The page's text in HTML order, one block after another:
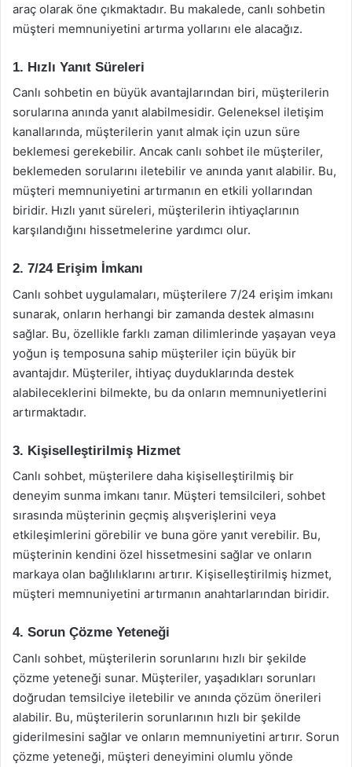
araç olarak öne çıkmaktadır. Bu makalede, canlı sohbetin
müşteri memnuniyetini artırma yollarını ele alacağız.
1. Hızlı Yanıt Süreleri
Canlı sohbetin en büyük avantajlarından biri, müşterilerin
sorularına anında yanıt alabilmesidir. Geleneksel iletişim
kanallarında, müşterilerin yanıt almak için uzun süre
beklemesi gerekebilir. Ancak canlı sohbet ile müşteriler,
beklemeden sorularını iletebilir ve anında yanıt alabilir. Bu,
müşteri memnuniyetini artırmanın en etkili yollarından
biridir. Hızlı yanıt süreleri, müşterilerin ihtiyaçlarının
karşılandığını hissetmelerine yardımcı olur.
2. 7/24 Erişim İmkanı
Canlı sohbet uygulamaları, müşterilere 7/24 erişim imkanı
sunarak, onların herhangi bir zamanda destek almasını
sağlar. Bu, özellikle farklı zaman dilimlerinde yaşayan veya
yoğun iş temposuna sahip müşteriler için büyük bir
avantajdır. Müşteriler, ihtiyaç duyduklarında destek
alabileceklerini bilmekte, bu da onların memnuniyetlerini
artırmaktadır.
3. Kişiselleştirilmiş Hizmet
Canlı sohbet, müşterilere daha kişiselleştirilmiş bir
deneyim sunma imkanı tanır. Müşteri temsilcileri, sohbet
sırasında müşterinin geçmiş alışverişlerini veya
etkileşimlerini görebilir ve buna göre yanıt verebilir. Bu,
müşterinin kendini özel hissetmesini sağlar ve onların
markaya olan bağlılıklarını artırır. Kişiselleştirilmiş hizmet,
müşteri memnuniyetini artırmanın anahtarlarından biridir.
4. Sorun Çözme Yeteneği
Canlı sohbet, müşterilerin sorunlarını hızlı bir şekilde
çözme yeteneği sunar. Müşteriler, yaşadıkları sorunları
doğrudan temsilciye iletebilir ve anında çözüm önerileri
alabilir. Bu, müşterilerin sorunlarının hızlı bir şekilde
giderilmesini sağlar ve onların memnuniyetini artırır. Sorun
çözme yeteneği, müşteri deneyimini olumlu yönde